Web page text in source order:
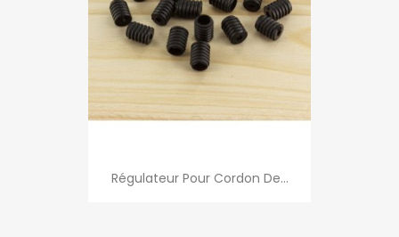
Régulateur Pour Cordon De...